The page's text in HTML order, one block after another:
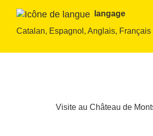
langage
Catalan, Espagnol, Anglais, Français
Visite au Château de